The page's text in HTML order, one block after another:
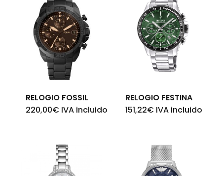
Nenhum produto no
carrinho.
RELOGIO FOSSIL
220,00€ IVA incluido
RELOGIO FESTINA
151,22€ IVA incluido